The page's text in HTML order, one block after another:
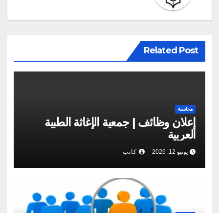
Related Post
محاسبة
إعلان وظائف | جمعية الإغاثة الطبية
العربية
يونيو 12, 2026 كاتب